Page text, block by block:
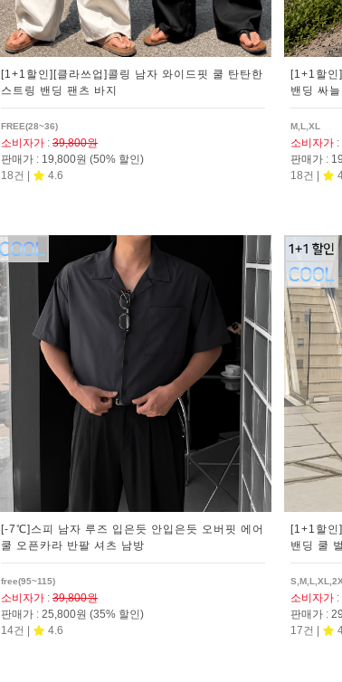
[1+1할인][클라쓰업]콜링 남자 와이드핏 쿨 탄탄한
스트링 밴딩 팬츠 바지
FREE(28~36)
소비자가 : 39,800원
판매가 : 19,800원 (50% 할인)
18건 |
4.6
[1+1할인
밴딩 싸
M,L,XL
소비자가 :
판매가 :
18건 |
[-7℃]스피 남자 루즈 입은듯 안입은듯 오버핏 에어
쿨 오픈카라 반팔 셔츠 남방
free(95~115)
소비자가 : 39,800원
판매가 : 25,800원 (35% 할인)
14건 |
4.6
[1+1할
밴딩 쿨
소비자가 :
판매가 :
17건 |